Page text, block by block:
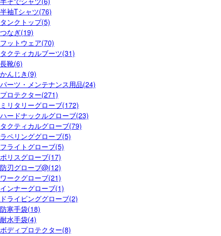
半袖Tシャツ(76)
タンクトップ(5)
つなぎ(19)
フットウェア(70)
タクティカルブーツ(31)
長靴(6)
かんじき(9)
パーツ・メンテナンス用品(24)
プロテクター(271)
ミリタリーグローブ(172)
ハードナックルグローブ(23)
タクティカルグローブ(79)
ラペリンググローブ(5)
フライトグローブ(5)
ポリスグローブ(17)
防刃グローブ@(12)
ワークグローブ(21)
インナーグローブ(1)
ドライビンググローブ(2)
防寒手袋(18)
耐水手袋(4)
ボディプロテクター(8)